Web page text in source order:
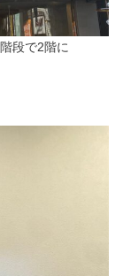
段で2階に